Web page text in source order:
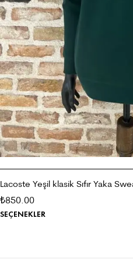
Lacoste Yeşil klasik Sıfır
₺850.00
SEÇENEKLER